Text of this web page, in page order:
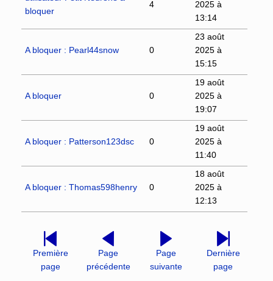
bloquer
4
2025 à
13:14
A bloquer : Pearl44snow 0
23 août
2025 à
15:15
A bloquer 0
19 août
2025 à
19:07
A bloquer : Patterson123dsc 0
19 août
2025 à
11:40
A bloquer : Thomas598henry 0
18 août
2025 à
12:13
Première
page
Page
précédente
Page
suivante
Dernière
page